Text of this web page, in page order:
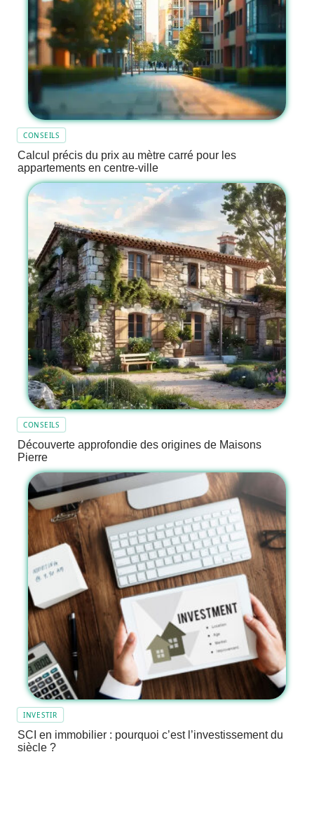
CONSEILS
Calcul précis du prix au mètre carré pour les
appartements en centre-ville
CONSEILS
Découverte approfondie des origines de Maisons
Pierre
INVESTIR
SCI en immobilier : pourquoi c’est l’investissement du
siècle ?